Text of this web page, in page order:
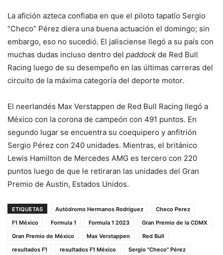
La afición azteca confiaba en que el piloto tapatío Sergio
“Checo” Pérez diera una buena actuación el domingo; sin
embargo, eso no sucedió. El jalisciense llegó a su país con
muchas dudas incluso dentro del paddock de Red Bull
Racing luego de su desempeño en las últimas carreras del
circuito de la máxima categoría del deporte motor.
El neerlandés Max Verstappen de Red Bull Racing llegó a
México con la corona de campeón con 491 puntos. En
segundo lugar se encuentra su coequipero y anfitrión
Sergio Pérez con 240 unidades. Mientras, el británico
Lewis Hamilton de Mercedes AMG es tercero con 220
puntos luego de que le retiraran las unidades del Gran
Premio de Austin, Estados Unidos.
ETIQUETAS Autódromo Hermanos Rodríguez
Checo Perez
F1 México
Formula 1 Formula 1 2023
Gran Premio de la CDMX
Gran Premio de México
Max Verstappen
Red Bull
resultados F1
resultados F1 México Sergio "Checo" Pérez